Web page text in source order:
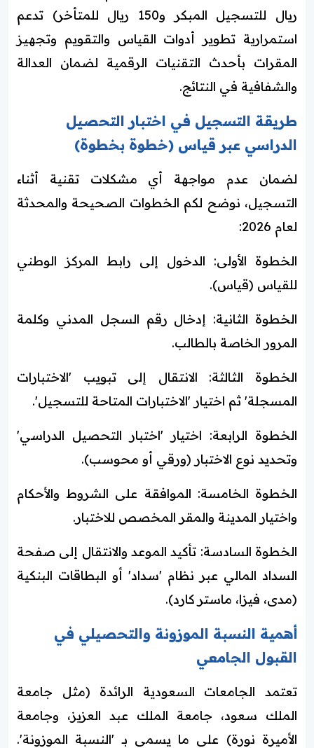
ريال للتسجيل المبكر و150 ريال للمتأخر) تدعم
استمرارية تطوير أدوات القياس والتقويم وتجهيز
المقرات بأحدث التقنيات الرقمية لضمان العدالة
والشفافية في النتائج.
طريقة التسجيل في اختبار التحصيل
الدراسي عبر قياس (خطوة بخطوة)
لضمان عدم مواجهة أي مشكلات تقنية أثناء
التسجيل، نوضح لكم الخطوات الصحيحة والمحدثة
لعام 2026:
الخطوة الأولى: الدخول إلى رابط المركز الوطني
للقياس (قياس).
الخطوة الثانية: إدخال رقم السجل المدني وكلمة
المرور الخاصة بالطالب.
الخطوة الثالثة: الانتقال إلى تبويب 'الاختبارات
المسجلة' ثم اختيار 'الاختبارات المتاحة للتسجيل'.
الخطوة الرابعة: اختيار 'اختبار التحصيل الدراسي'
وتحديد نوع الاختبار (ورقي أو محوسب).
الخطوة الخامسة: الموافقة على الشروط والأحكام
واختيار المدينة والمقر المخصص للاختبار.
الخطوة السادسة: تأكيد الموعد والانتقال إلى صفحة
السداد المالي عبر نظام 'سداد' أو البطاقات البنكية
(مدى، فيزا، ماستر كارد).
أهمية النسبة الموزونة والتحصيلي في
القبول الجامعي
تعتمد الجامعات السعودية الرائدة (مثل جامعة
الملك سعود، جامعة الملك عبد العزيز، وجامعة
الأميرة نورة) على ما يسمى بـ 'النسبة الموزونة'.